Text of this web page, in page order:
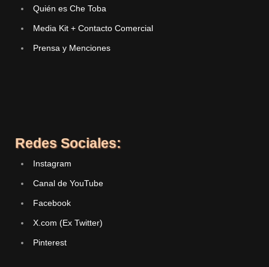
Quién es Che Toba
Media Kit + Contacto Comercial
Prensa y Menciones
Redes Sociales:
Instagram
Canal de YouTube
Facebook
X.com (Ex Twitter)
Pinterest